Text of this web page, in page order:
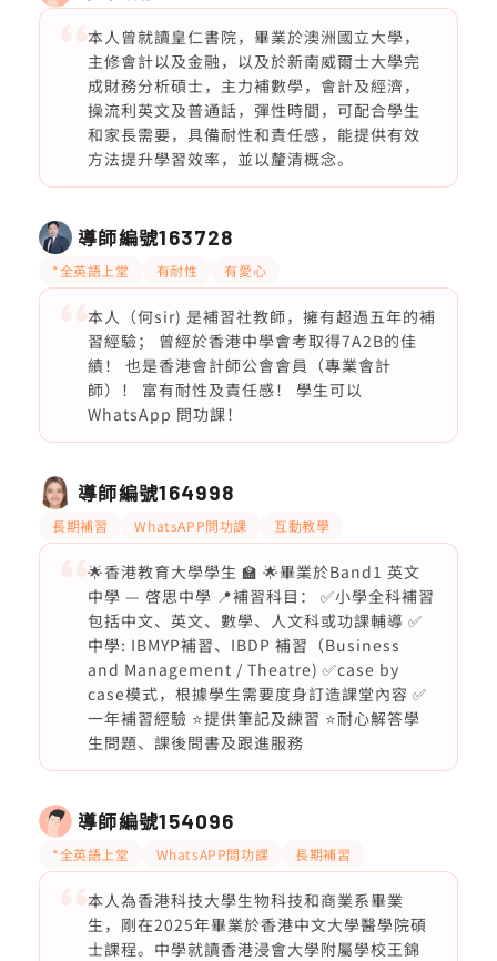
本人曾就讀皇仁書院，畢業於澳洲國立大學，
主修會計以及金融，以及於新南威爾士大學完
成財務分析碩士，主力補數學，會計及經濟，
操流利英文及普通話，彈性時間，可配合學生
和家長需要，具備耐性和責任感，能提供有效
方法提升學習效率，並以釐清概念。
導師編號163728
*全英語上堂 有耐性 有愛心
本人（何sir) 是補習社教師，擁有超過五年的補
習經驗； 曾經於香港中學會考取得7A2B的佳
績！ 也是香港會計師公會會員（專業會計
師）！ 富有耐性及責任感！ 學生可以
WhatsApp 問功課！
導師編號164998
長期補習 WhatsAPP問功課 互動教學
🌟香港教育大學學生 🏫 🌟畢業於Band1 英文
中學 — 啓思中學 📍補習科目： ✅小學全科補習
包括中文、英文、數學、人文科或功課輔導 ✅
中學: IBMYP補習、IBDP 補習（Business
and Management / Theatre) ✅case by
case模式，根據學生需要度身訂造課堂內容 ✅
一年補習經驗 ⭐️提供筆記及練習 ⭐️耐心解答學
生問題、課後問書及跟進服務
導師編號154096
*全英語上堂 WhatsAPP問功課 長期補習
本人為香港科技大學生物科技和商業系畢業
生，剛在2025年畢業於香港中文大學醫學院碩
士課程。中學就讀香港浸會大學附屬學校王錦